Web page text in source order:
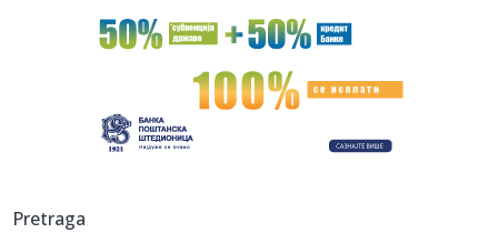
15:01:Šta je sassy voda i zašto je ovog leta među
najpretraživaniji...
Dejan Stanković Kralj danas "staje na ludi kamen": Drago
14:58:Užas u školi: Broj žrtava pucnjave na Tajlandu porastao na
Partizana"
Pretraga